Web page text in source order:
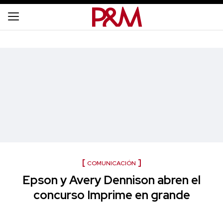
COMUNICACIÓN
Epson y Avery Dennison abren el
concurso Imprime en grande